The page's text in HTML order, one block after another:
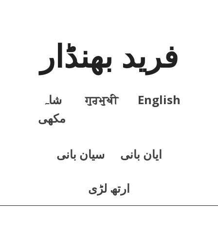
فرید بھنڈار
English
ਗੁਰਮੁਖੀ
شاہ
مکھی
ايان بانی سيان بانی
ارتھ لڑی